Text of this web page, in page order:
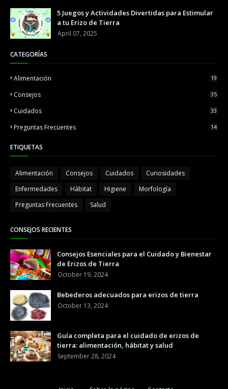
5 Juegos y Actividades Divertidas para Estimular
a tu Erizo de Tierra
April 07, 2025
CATEGORÍAS
Alimentación 19
Consejos 35
Cuidados 33
Preguntas Frecuentes 14
ETIQUETAS
Alimentación Consejos Cuidados
Curiosidades
Enfermedades
Hábitat Higiene
Morfología
Preguntas Frecuentes
Salud
CONSEJOS RECIENTES
Consejos Esenciales para el Cuidado y Bienestar
de Erizos de Tierra
October 19, 2024
Bebederos adecuados para erizos de tierra
October 13, 2024
Guía completa para el cuidado de erizos de
tierra: alimentación, hábitat y salud
September 28, 2024